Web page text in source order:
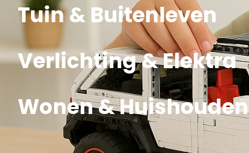
Tuin & Buitenleven
Verlichting & Elektra
Wonen & Huishouden